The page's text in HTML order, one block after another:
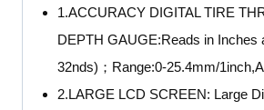
1.ACCURACY DIGITAL TIRE
DEPTH GAUGE:Reads in Inches
32nds)；Range:0-25.4mm/
2.LARGE LCD SCREEN: Large